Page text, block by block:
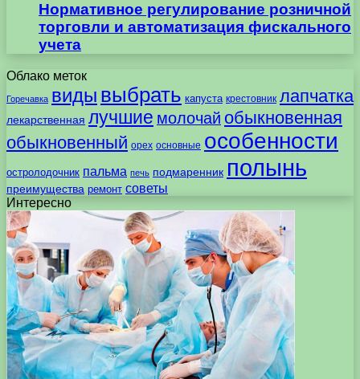
Нормативное регулирование розничной
торговли и автоматизация фискального
учета
Облако меток
Горечавка виды выбрать капуста крестовник лапчатка
лекарственная лучшие молочай обыкновенная
обыкновенный орех основные особенности
остролодочник пальма печь подмаренник полынь
преимущества ремонт советы
Интересно